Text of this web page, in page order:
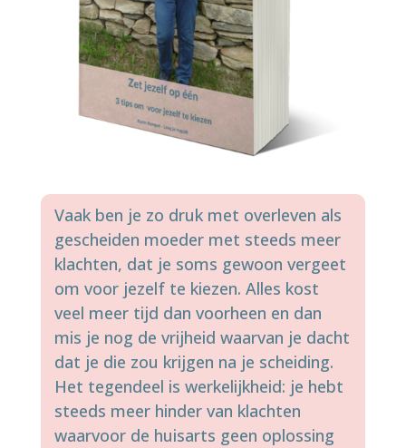
Vaak ben je zo druk met overleven als
gescheiden moeder met steeds meer
klachten, dat je soms gewoon vergeet
om voor jezelf te kiezen. Alles kost
veel meer tijd dan voorheen en dan
mis je nog de vrijheid waarvan je dacht
dat je die zou krijgen na je scheiding.
Het tegendeel is werkelijkheid: je hebt
steeds meer hinder van klachten
waarvoor de huisarts geen oplossing